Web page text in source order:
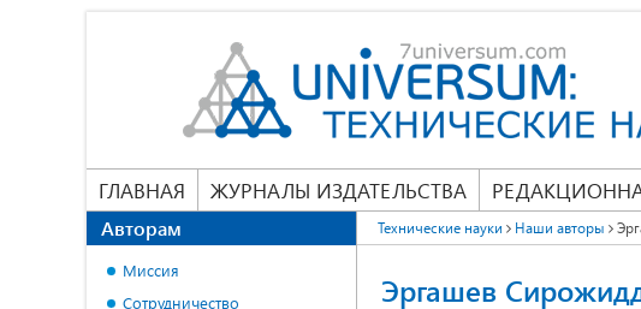
ГЛАВНАЯ ЖУРНАЛЫ ИЗДАТЕЛЬСТВА
Технические науки Наши авторы
Эргашев
Авторам
Миссия
Сотрудничество